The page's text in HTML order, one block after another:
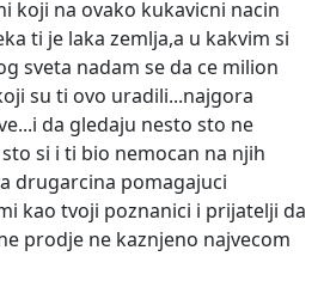
koji na ovako kukavicni nacin
ti je laka zemlja,a u kakvim si
sveta nadam se da ce milion
su ti ovo uradili...najgora
da gledaju nesto sto ne
si i ti bio nemocan na njih
drugarcina pomagajuci
kao tvoji poznanici i prijatelji da
prodje ne kaznjeno najvecom